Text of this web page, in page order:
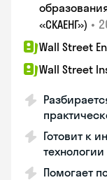
«СКАЕНГ») •
Wall Street
Wall Street
Готовит к
технологии
Помогает